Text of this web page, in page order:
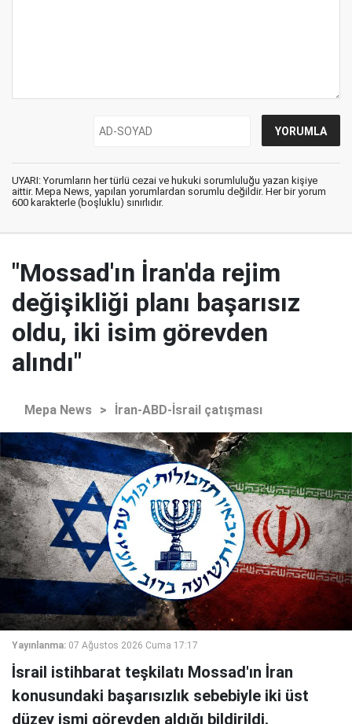
UYARI: Yorumların her türlü cezai ve hukuki sorumluluğu yazan kişiye
aittir. Mepa News, yapılan yorumlardan sorumlu değildir. Her bir yorum
600 karakterle (boşluklu) sınırlıdır.
"Mossad'ın İran'da rejim
değişikliği planı başarısız
oldu, iki isim görevden
alındı"
Mepa News > İran-ABD-İsrail çatışması
Yayınlanma: 07 Ağustos 2026 Cuma 17:17
İsrail istihbarat teşkilatı Mossad'ın İran
konusundaki başarısızlık sebebiyle iki üst
düzey ismi görevden aldığı bildirildi.